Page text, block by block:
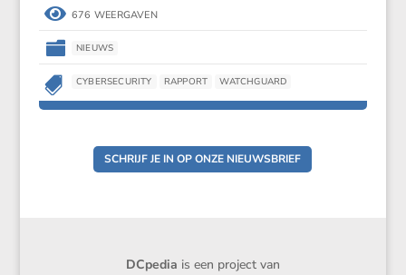
 676 WEERGAVEN
 NIEUWS
 CYBERSECURITY RAPPORT WATCHGUARD
SCHRIJF JE IN OP ONZE NIEUWSBRIEF
DCpedia is een project van